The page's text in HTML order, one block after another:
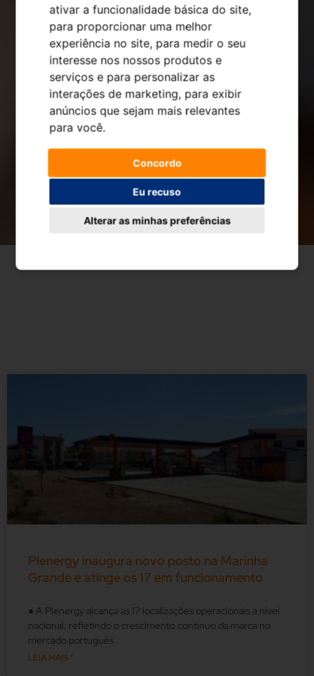
ativar a funcionalidade básica do site,
para proporcionar uma melhor
experiência no site, para medir o seu
interesse nos nossos produtos e
serviços e para personalizar as
interações de marketing, para exibir
anúncios que sejam mais relevantes
para você.
Concordo
Eu recuso
Alterar as minhas preferências
Plenergy inaugura novo posto na Marinha
Grande e atinge os 17 em funcionamento
● A Plenergy alcança as 17 localizações operacionais a nível
nacional, refletindo o crescimento contínuo da marca no
mercado português
LEIA MAIS "